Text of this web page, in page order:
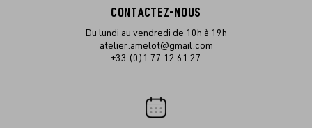
CONTACTEZ-NOUS
Du lundi au vendredi de 10h à 19h
atelier.amelot@gmail.com
+33 (0)1 77 12 61 27